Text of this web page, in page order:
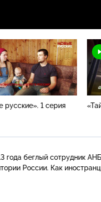
русские». 1 серия
года беглый сотрудник
России. Как